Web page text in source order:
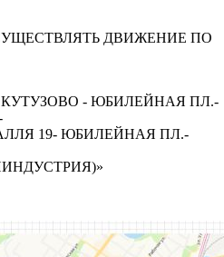
ДВИЖЕНИЕ ПО
- ЮБИЛЕЙНАЯ ПЛ.-
19- ЮБИЛЕЙНАЯ ПЛ.-